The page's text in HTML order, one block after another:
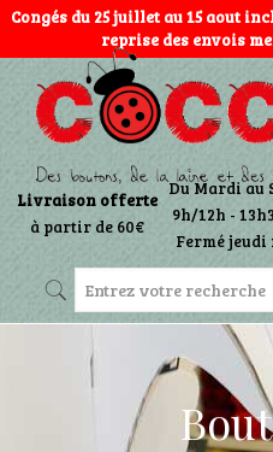
Congés du 25 juillet au 15 aout
reprise des envois
Livraison offerte
à partir de 60€
Du Mardi au
9h/12h -
Fermé